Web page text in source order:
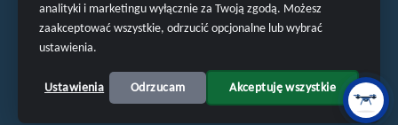
analityki i marketingu wyłącznie za Twoją zgodą. Możesz
zaakceptować wszystkie, odrzucić opcjonalne lub wybrać
ustawienia.
Ustawienia Odrzucam Akceptuję wszystkie